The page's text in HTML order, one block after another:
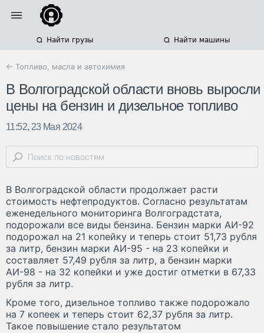
Найти грузы Найти машины
← Топливо, масла и автохимия
В Волгоградской области вновь выросли
цены на бензин и дизельное топливо
11:52, 23 Мая 2024
В Волгоградской области продолжает расти
стоимость нефтепродуктов. Согласно результатам
еженедельного мониторинга Волгоградстата,
подорожали все виды бензина. Бензин марки АИ-92
подорожал на 21 копейку и теперь стоит 51,73 рубля
за литр, бензин марки АИ-95 - на 23 копейки и
составляет 57,49 рубля за литр, а бензин марки
АИ-98 - на 32 копейки и уже достиг отметки в 67,33
рубля за литр.
Кроме того, дизельное топливо также подорожало
на 7 копеек и теперь стоит 62,37 рубля за литр.
Такое повышение стало результатом